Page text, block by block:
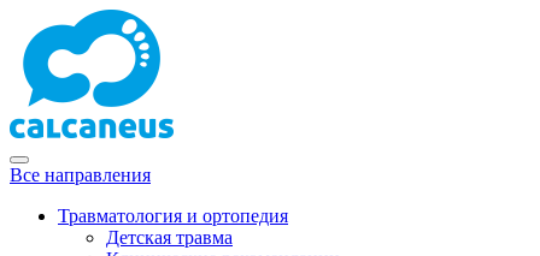
Все направления
Травматология и ортопедия
Детская травма